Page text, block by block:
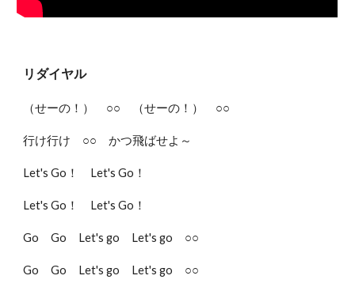
リダイヤル
（せーの！） ○○ （せーの！） ○○
行け行け ○○ かつ飛ばせよ～
Let's Go！ Let's Go！
Let's Go！ Let's Go！
Go Go Let's go Let's go ○○
Go Go Let's go Let's go ○○